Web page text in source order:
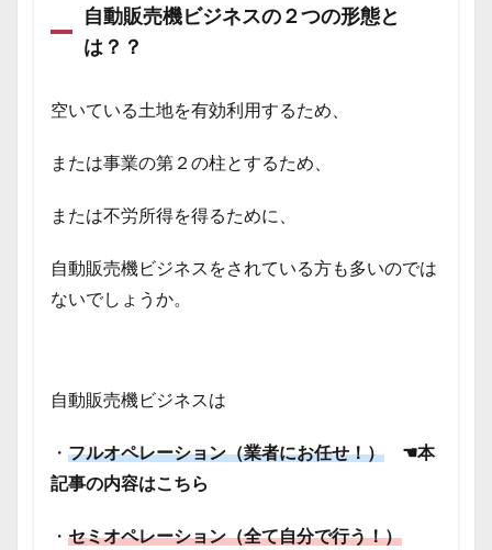
自動販売機ビジネスの２つの形態と
は？？
空いている土地を有効利用するため、
または事業の第２の柱とするため、
または不労所得を得るために、
自動販売機ビジネスをされている方も多いのでは
ないでしょうか。
自動販売機ビジネスは
・ フルオペレーション（業者にお任せ！）
☚本
記事の内容はこちら
・ セミオペレーション（全て自分で行う！）